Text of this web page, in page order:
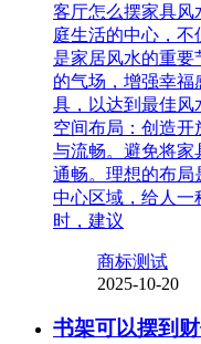
客厅怎么摆家具风
庭生活的中心，不
是家居风水的重要
的气场，增强幸福
具，以达到最佳风
空间布局：创造
与流畅。避免将家
通畅。理想的布局
中心区域，给人一
时，建议
商标测试
2025-10-20
书架可以摆到